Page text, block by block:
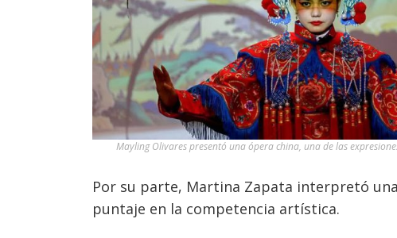
Mayling Olivares presentó una ópera china, una de las
Por su parte, Martina Zapata interpretó
puntaje en la competencia artística.